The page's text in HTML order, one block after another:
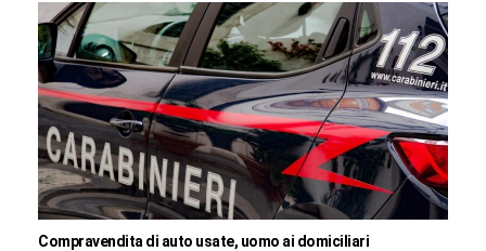
Compravendita di auto usate, uomo ai domiciliari